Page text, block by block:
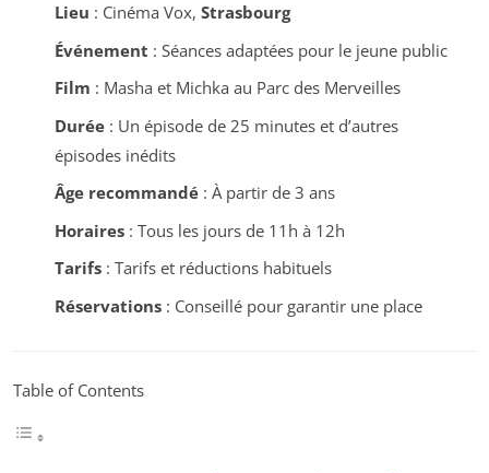
Lieu : Cinéma Vox, Strasbourg
Événement : Séances adaptées pour le jeune public
Film : Masha et Michka au Parc des Merveilles
Durée: Un épisode de 25 minutes et d’autres
épisodes inédits
Âge recommandé: À partir de 3 ans
Horaires: Tous les jours de 11h à 12h
Tarifs: Tarifs et réductions habituels
Réservations: Conseillé pour garantir une place
Table of Contents